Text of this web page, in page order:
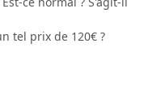
tel prix de 120€ ?